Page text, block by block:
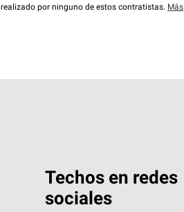
por ninguno de estos contratistas. Más
Techos en redes
sociales